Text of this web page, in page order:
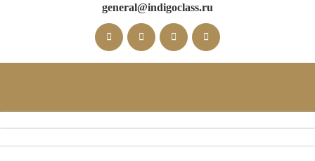
general@indigoclass.ru